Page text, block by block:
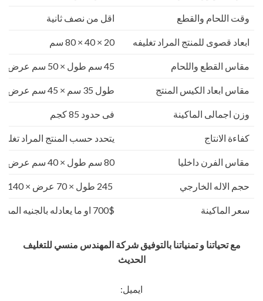
وقت اللحام والقطع اقل من نصف ثانية
ابعاد قصوى للمنتج المراد تغليفه 20 × 40 × 80 سم
مقاس القطع واللحام 45 سم طول × 50 سم عرض
مقاس ابعاد الكيس المنتج طول 35 سم × 45 سم عرض × 50 سم ارتفاع
وزن اجمالى الماكينة فى حدود 85 كجم
كفاءة الانتاج يتحدد حسب المنتج المراد
مقاس الفرن داخليا 80 سم طول × 40 سم عرض × 25 سم ارتفاع
حجم الاله الخارجي
سعر الماكينة 700$ او ما يعادله بالجنيه المصرى
مع تحياتنا و تمنياتنا بالتوفيق شركة المهندس منسي للتغليف
الحديث
ايميل: